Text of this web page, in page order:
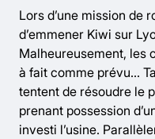
Lors d’une mission de
d’emmener Kiwi sur
Malheureusement, les
à fait comme prévu…
tentent de résoudre le
prenant possession
investi l’usine.